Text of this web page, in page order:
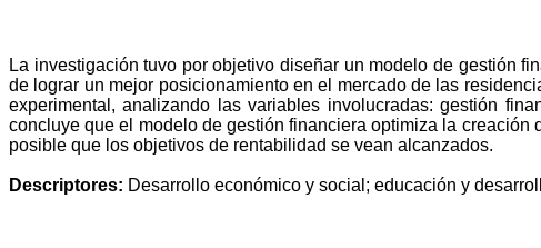
La investigación tuvo por objetivo diseñar un modelo de gestión
de lograr un mejor posicionamiento en el mercado de las
experimental, analizando las variables involucradas: gestión
concluye que el modelo de gestión financiera optimiza la
posible que los objetivos de rentabilidad se vean alcanzados.
Descriptores: Desarrollo económico y social; educación y